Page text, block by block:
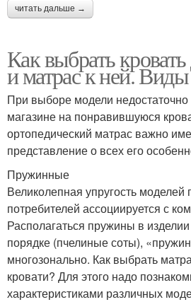
читать дальше →
Как выбрать
и матрас к ней.
При выборе модели недостаточно
магазине на понравившуюся
ортопедический матрас важно
представление о всех его
Пружинные
Великолепная упругость моделей
потребителей ассоциируется с
Располагаться пружины в
порядке (пчелиные соты),
многозонально. Как выбрать
кровати? Для этого надо
характеристиками различных